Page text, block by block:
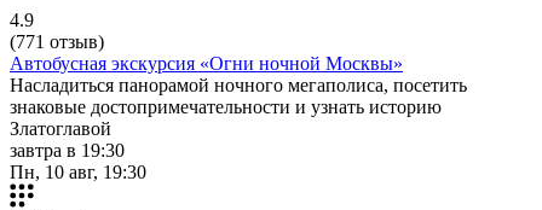
4.9
(771 отзыв)
Автобусная экскурсия «Огни ночной Москвы»
Насладиться панорамой ночного мегаполиса, посетить
знаковые достопримечательности и узнать историю
Златоглавой
завтра в 19:30
Пн, 10 авг, 19:30